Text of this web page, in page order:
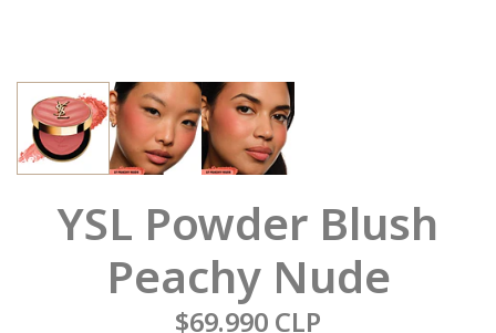
YSL Powder Blush
Peachy Nude
$69.990 CLP